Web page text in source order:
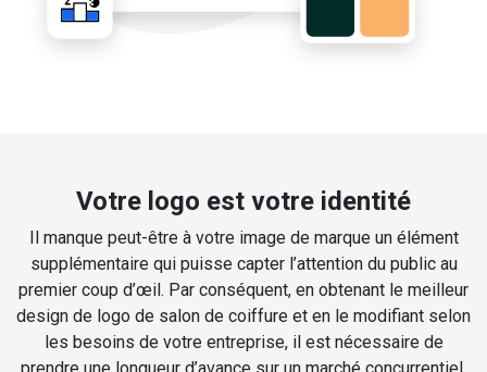
Votre logo est votre identité
Il manque peut-être à votre image de marque un élément
supplémentaire qui puisse capter l’attention du public au
premier coup d’œil. Par conséquent, en obtenant le meilleur
design de logo de salon de coiffure et en le modifiant selon
les besoins de votre entreprise, il est nécessaire de